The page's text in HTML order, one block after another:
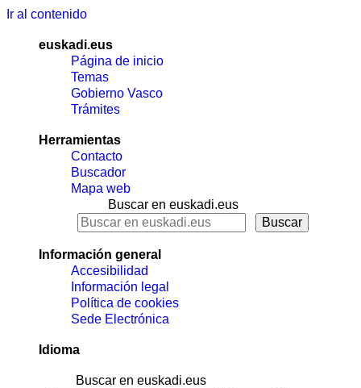
Ir al contenido
euskadi.eus
Página de inicio
Temas
Gobierno Vasco
Trámites
Herramientas
Contacto
Buscador
Mapa web
Buscar en euskadi.eus
Información general
Accesibilidad
Información legal
Política de cookies
Sede Electrónica
Idioma
Buscar en euskadi.eus